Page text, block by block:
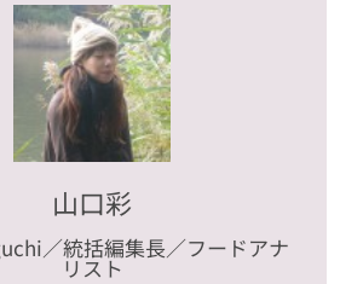
山口彩
／統括編集長／フードアナ
リスト